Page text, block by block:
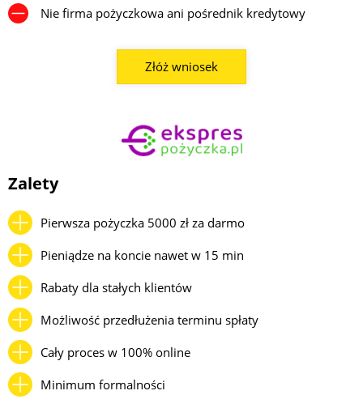
Nie firma pożyczkowa ani pośrednik kredytowy
Złóż wniosek
Zalety
Pierwsza pożyczka 5000 zł za darmo
Pieniądze na koncie nawet w 15 min
Rabaty dla stałych klientów
Możliwość przedłużenia terminu spłaty
Cały proces w 100% online
Minimum formalności